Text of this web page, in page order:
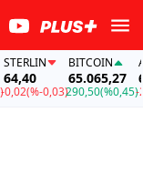
(%-0,03)
BITCOIN
65.065,27
290,50(%0,45)-